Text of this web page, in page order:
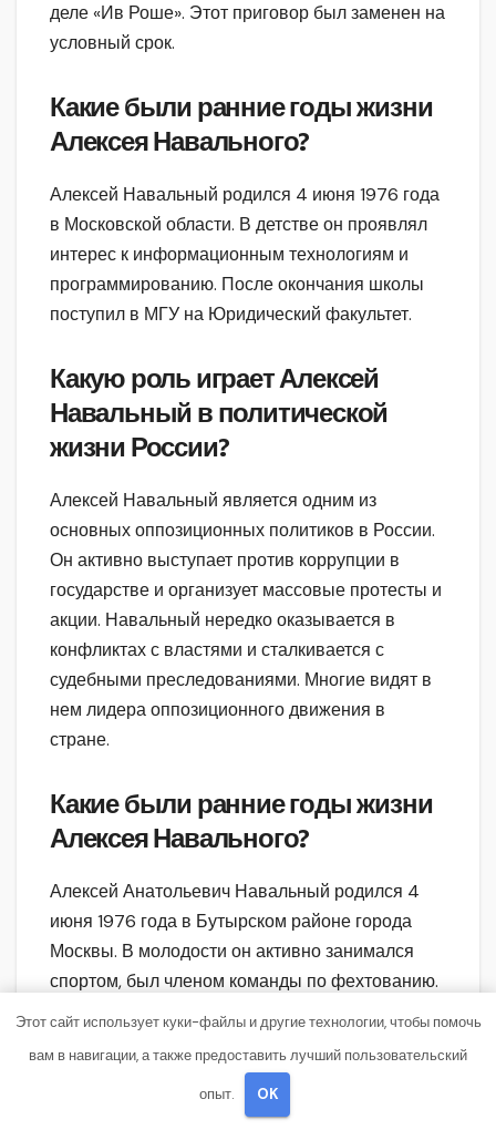
деле «Ив Роше». Этот приговор был заменен на
условный срок.
Какие были ранние годы жизни
Алексея Навального?
Алексей Навальный родился 4 июня 1976 года
в Московской области. В детстве он проявлял
интерес к информационным технологиям и
программированию. После окончания школы
поступил в МГУ на Юридический факультет.
Какую роль играет Алексей
Навальный в политической
жизни России?
Алексей Навальный является одним из
основных оппозиционных политиков в России.
Он активно выступает против коррупции в
государстве и организует массовые протесты и
акции. Навальный нередко оказывается в
конфликтах с властями и сталкивается с
судебными преследованиями. Многие видят в
нем лидера оппозиционного движения в
стране.
Какие были ранние годы жизни
Алексея Навального?
Алексей Анатольевич Навальный родился 4
июня 1976 года в Бутырском районе города
Москвы. В молодости он активно занимался
спортом, был членом команды по фехтованию.
В 1993 году поступил на юридический
правового университета и получил диплом в
1998 году. После окончания университета
Этот сайт использует куки-файлы и другие технологии, чтобы помочь
вам в навигации, а также предоставить лучший пользовательский
опыт. OK